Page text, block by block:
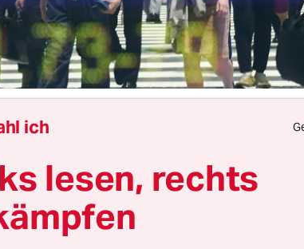
zwischen der Europäischen Union
der EU ziehen ihr
Programm durch, das
Privatisierungen ein
ich
lesen, rechts